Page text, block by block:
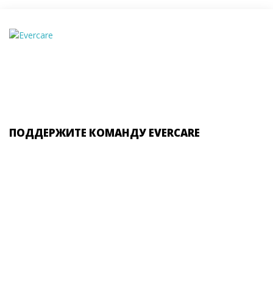
ПОДДЕРЖИТЕ КОМАНДУ EVERCARE